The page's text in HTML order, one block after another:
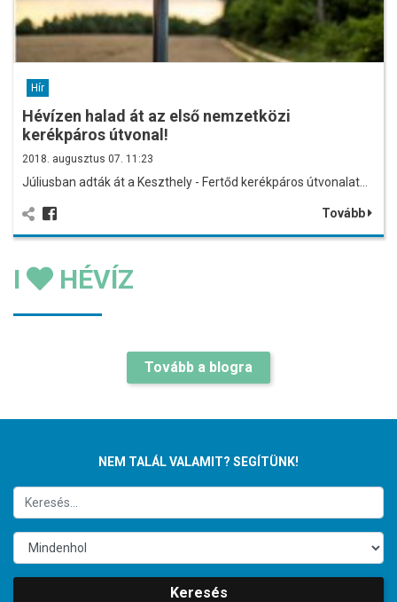
Hír
Hévízen halad át az első nemzetközi
kerékpáros útvonal!
2018. augusztus 07. 11:23
Júliusban adták át a Keszthely - Fertőd kerékpáros útvonalat…
Tovább
I HÉVÍZ
Tovább a blogra
NEM TALÁL VALAMIT? SEGÍTÜNK!
Keresés